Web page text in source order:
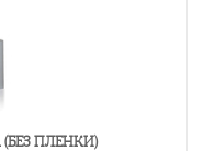
(БЕЗ ПЛЕНКИ)